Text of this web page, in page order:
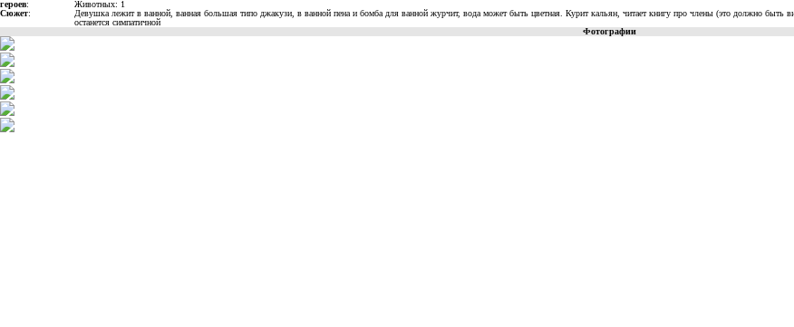
героев:
Животных: 1
Сюжет:
Девушка лежит в ванной, ванная большая типо джакузи, в ванной пена и бомба для ванной журчит, вода может быть цветная. Курит кальян, читает книгу про члены (это должно
останется симпатичной
Фотографии